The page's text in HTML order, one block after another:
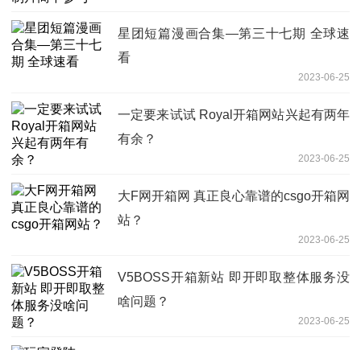
星团短篇漫画合集—第三十七期 全球速
看
2023-06-25
一定要来试试 Royal开箱网站兴起有两年
有余？
2023-06-25
大F网开箱网 真正良心靠谱的csgo开箱网
站？
2023-06-25
V5BOSS开箱新站 即开即取整体服务没
啥问题？
2023-06-25